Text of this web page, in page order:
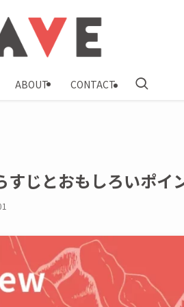
ABOUT CONTACT
すじとおもしろいポイ